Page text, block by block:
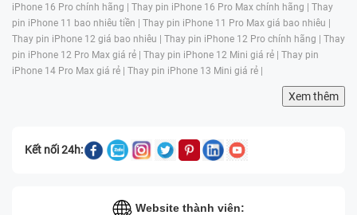
iPhone 16 Pro chính hãng | Thay pin iPhone 16 Pro Max chính hãng | Thay
pin iPhone 11 bao nhiêu tiền | Thay pin iPhone 11 Pro Max giá bao nhiêu |
Thay pin iPhone 12 giá bao nhiêu | Thay pin iPhone 12 Pro chính hãng | Thay
pin iPhone 12 Pro Max giá rẻ | Thay pin iPhone 12 Mini giá rẻ | Thay pin
iPhone 14 Pro Max giá rẻ | Thay pin iPhone 13 Mini giá rẻ |
Xem thêm
Kết nối 24h:
Website thành viên: